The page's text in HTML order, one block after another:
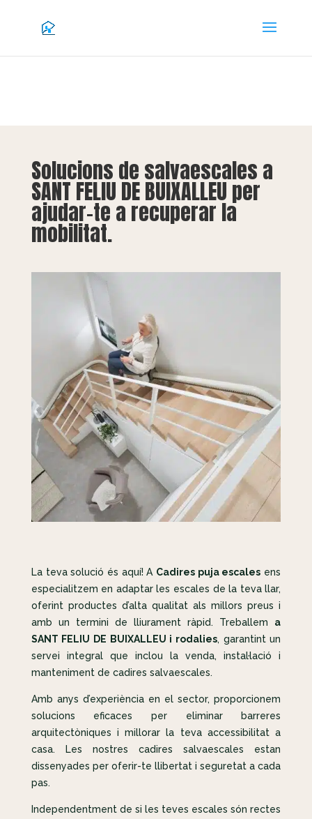
Solucions de salvaescales a
SANT FELIU DE BUIXALLEU per
ajudar-te a recuperar la
mobilitat.
La teva solució és aquí! A Cadires puja escales ens
especialitzem en adaptar les escales de la teva llar,
oferint productes d’alta qualitat als millors preus i
amb un termini de lliurament ràpid. Treballem a
SANT FELIU DE BUIXALLEU i rodalies, garantint un
servei integral que inclou la venda, instal·lació i
manteniment de cadires salvaescales.
Amb anys d’experiència en el sector, proporcionem
solucions eficaces per eliminar barreres
arquitectòniques i millorar la teva accessibilitat a
casa. Les nostres cadires salvaescales estan
dissenyades per oferir-te llibertat i seguretat a cada
pas.
Independentment de si les teves escales són rectes